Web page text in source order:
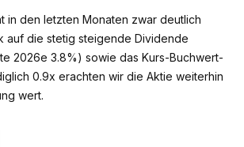
in den letzten Monaten zwar deutlich
auf die stetig steigende Dividende
2026e 3.8%) sowie das Kurs-Buchwert-
0.9x erachten wir die Aktie weiterhin
wert.